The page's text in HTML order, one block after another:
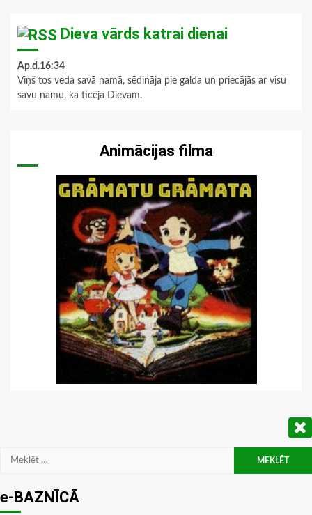
Dieva vārds katrai dienai
Ap.d.16:34
Viņš tos veda savā namā, sēdināja pie galda un priecājās ar visu
savu namu, ka ticēja Dievam.
Animācijas filma
Meklēt:
e-BAZNĪCĀ